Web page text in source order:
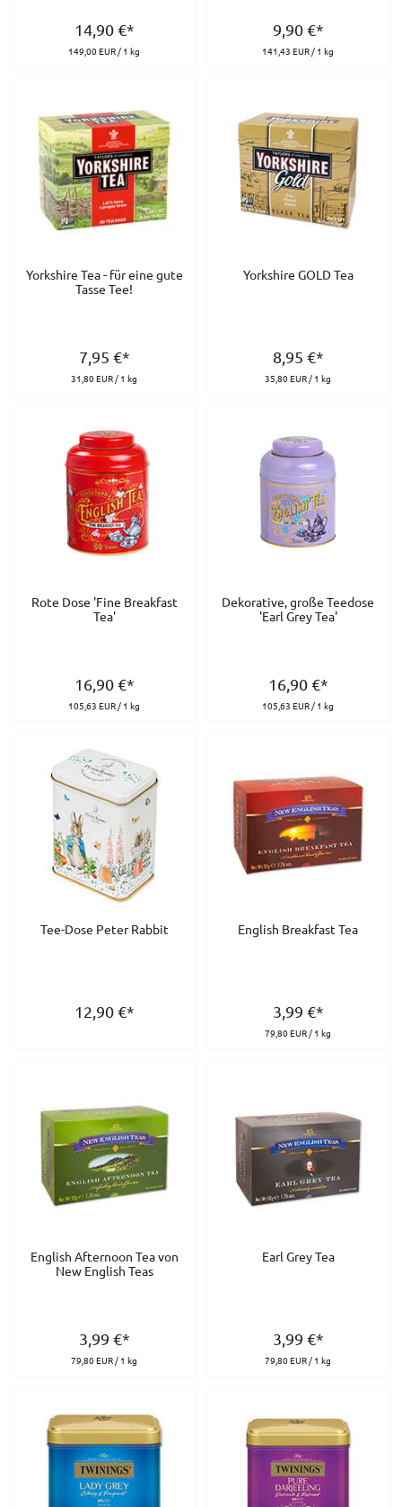
14,90€*
149,00 EUR / 1 kg
9,90€*
141,43 EUR / 1 kg
Yorkshire Tea - für eine gute
Tasse Tee!
7,95 €*
31,80 EUR / 1 kg
Yorkshire GOLD Tea
8,95 €*
35,80 EUR / 1 kg
Rote Dose 'Fine Breakfast
Tea'
16,90€*
105,63 EUR / 1 kg
Dekorative, große Teedose
'Earl Grey Tea'
16,90€*
105,63 EUR / 1 kg
Tee-Dose Peter Rabbit
12,90€*
English Breakfast Tea
3,99 €*
79,80 EUR / 1 kg
English Afternoon Tea von
New English Teas
3,99 €*
79,80 EUR / 1 kg
Earl Grey Tea
3,99 €*
79,80 EUR / 1 kg